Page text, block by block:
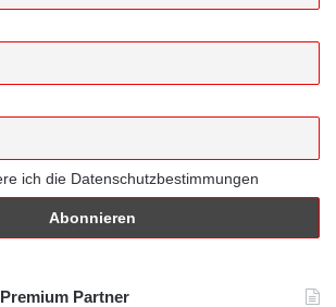
ich die Datenschutzbestimmungen
Partner